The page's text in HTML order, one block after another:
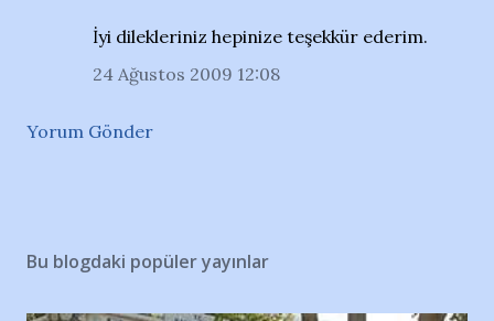
İyi dilekleriniz hepinize teşekkür ederim.
24 Ağustos 2009 12:08
Yorum Gönder
Bu blogdaki popüler yayınlar